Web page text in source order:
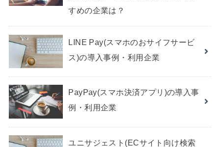
すめの企業は？
LINE Pay(スマホのおサイフサービ
ス)の導入事例・利用企業
PayPay(スマホ決済アプリ)の導入事
例・利用企業
ユニサジェスト(ECサイト向け検索